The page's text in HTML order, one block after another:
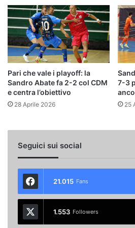
Pari che vale i playoff: la
Sandro Abate fa 2-2 col CDM
e centra l’obiettivo
28 Aprile 2026
7-3
25
Seguici sui social
21.015 Fans
1.553 Followers